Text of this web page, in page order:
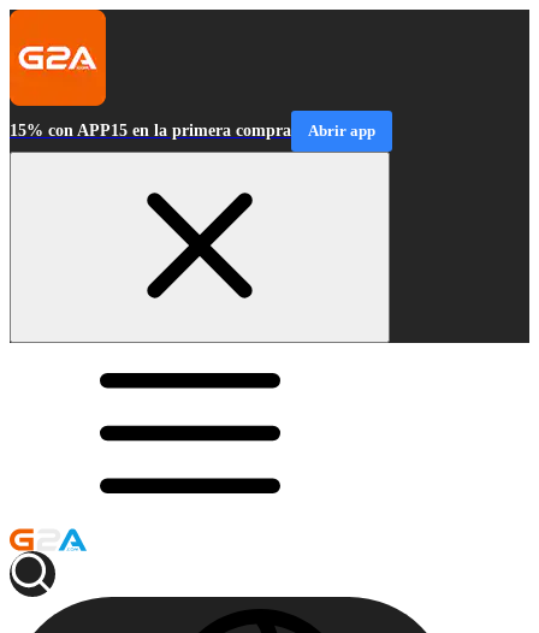
15% con APP15 en la primera compra Abrir app